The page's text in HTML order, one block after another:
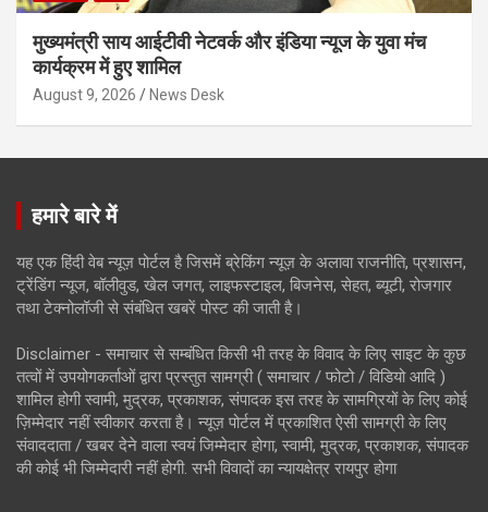
मुख्यमंत्री साय आईटीवी नेटवर्क और इंडिया न्यूज के युवा मंच
कार्यक्रम में हुए शामिल
August 9, 2026 News Desk
हमारे बारे में
यह एक हिंदी वेब न्यूज़ पोर्टल है जिसमें ब्रेकिंग न्यूज़ के अलावा राजनीति, प्रशासन,
ट्रेंडिंग न्यूज, बॉलीवुड, खेल जगत, लाइफस्टाइल, बिजनेस, सेहत, ब्यूटी, रोजगार
तथा टेक्नोलॉजी से संबंधित खबरें पोस्ट की जाती है।
Disclaimer - समाचार से सम्बंधित किसी भी तरह के विवाद के लिए साइट के कुछ
तत्वों में उपयोगकर्ताओं द्वारा प्रस्तुत सामग्री ( समाचार / फोटो / विडियो आदि )
शामिल होगी स्वामी, मुद्रक, प्रकाशक, संपादक इस तरह के सामग्रियों के लिए कोई
ज़िम्मेदार नहीं स्वीकार करता है। न्यूज़ पोर्टल में प्रकाशित ऐसी सामग्री के लिए
संवाददाता / खबर देने वाला स्वयं जिम्मेदार होगा, स्वामी, मुद्रक, प्रकाशक, संपादक
की कोई भी जिम्मेदारी नहीं होगी. सभी विवादों का न्यायक्षेत्र रायपुर होगा